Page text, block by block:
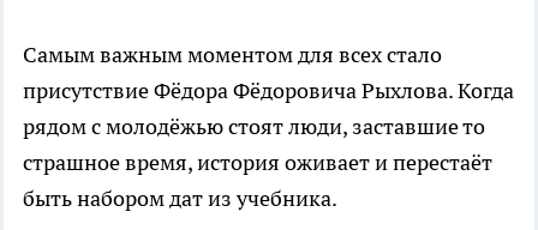
Самым важным моментом для всех стало
присутствие Фёдора Фёдоровича Рыхлова. Когда
рядом с молодёжью стоят люди, заставшие то
страшное время, история оживает и перестаёт
быть набором дат из учебника.